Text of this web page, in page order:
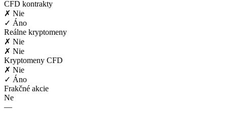
CFD kontrakty
✗ Nie
✓ Áno
Reálne kryptomeny
✗ Nie
✗ Nie
Kryptomeny CFD
✗ Nie
✓ Áno
Frakčné akcie
Ne
—